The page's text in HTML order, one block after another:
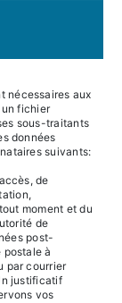
nécessaires aux
fichier
sous-traitants
données
suivants:
de
moment et du
de
post-
postale à
par courrier
justificatif
vos